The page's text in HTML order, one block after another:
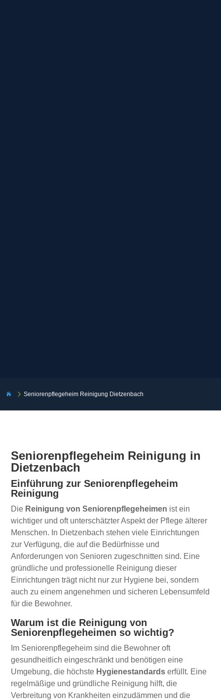
 5Seniorenpflegeheim Reinigung Dietzenbach
Seniorenpflegeheim Reinigung in
Dietzenbach
Einführung zur Seniorenpflegeheim
Reinigung
Die Reinigung von Seniorenpflegeheimen ist ein
wichtiger und oft unterschätzter Aspekt der Pflege älterer
Menschen. In Dietzenbach stehen viele Einrichtungen
zur Verfügung, die auf die Bedürfnisse und
Anforderungen von Senioren zugeschnitten sind. Eine
gründliche und professionelle Reinigung dieser
Einrichtungen trägt nicht nur zur Hygiene bei, sondern
auch zu einem angenehmen und sicheren Lebensumfeld
für die Bewohner.
Warum ist die Reinigung von
Seniorenpflegeheimen so wichtig?
Im Seniorenpflegeheim sind die Bewohner oft
gesundheitlich eingeschränkt und benötigen eine
Umgebung, die höchste Hygienestandards erfüllt. Eine
regelmäßige und gründliche Reinigung hilft, die
Verbreitung von Krankheiten einzudämmen und die